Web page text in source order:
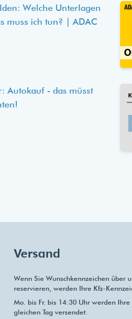
Welche Unterlagen
muss ich tun? | ADAC
Autokauf - das müsst
Versand
Wenn Sie Wunschkennzeichen über
reservieren, werden Ihre Kfz-
Mo. bis Fr. bis 14:30 Uhr werden
gleichen Tag versendet.